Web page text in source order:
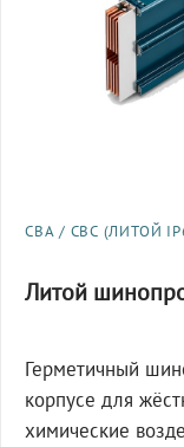
СВА / СВС (ЛИТОЙ
Литой
Герметичный
корпусе для
химические